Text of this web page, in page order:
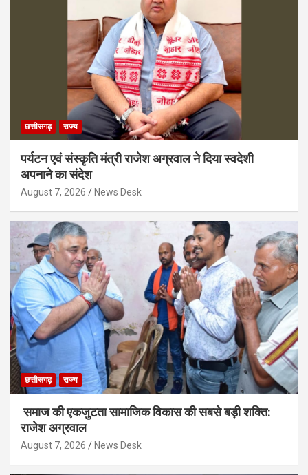
छत्तीसगढ़ राज्य
पर्यटन एवं संस्कृति मंत्री राजेश अग्रवाल ने दिया स्वदेशी
अपनाने का संदेश
August 7, 2026 News Desk
छत्तीसगढ़ राज्य
समाज की एकजुटता सामाजिक विकास की सबसे बड़ी शक्ति:
राजेश अग्रवाल
August 7, 2026 News Desk